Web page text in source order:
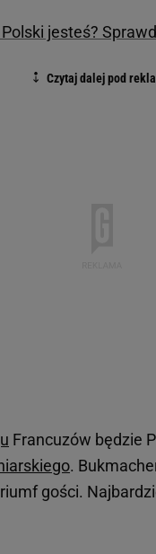
jesteś?
Francuzów będzie
.
gości.